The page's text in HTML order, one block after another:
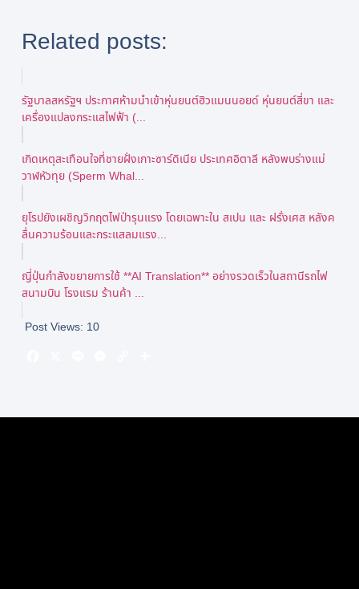
Related posts:
รัฐบาลสหรัฐฯ ประกาศห้ามนำเข้าหุ่นยนต์ฮิวแมนนอยด์ หุ่นยนต์สี่ขา และ
เครื่องแปลงกระแสไฟฟ้า (...
เกิดเหตุสะเทือนใจที่ชายฝั่งเกาะซาร์ดิเนีย ประเทศอิตาลี หลังพบร่างแม่
วาฬหัวทุย (Sperm Whal...
ยุโรปยังเผชิญวิกฤตไฟป่ารุนแรง โดยเฉพาะใน สเปน และ ฝรั่งเศส หลังค
ลื่นความร้อนและกระแสลมแรง...
ญี่ปุ่นกำลังขยายการใช้ **AI Translation** อย่างรวดเร็วในสถานีรถไฟ
สนามบิน โรงแรม ร้านค้า ...
Post Views: 10